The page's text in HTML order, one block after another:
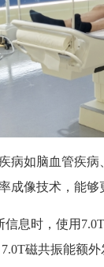
如脑血管疾病
成像技术，能
时，使用7.0T
磁共振能额